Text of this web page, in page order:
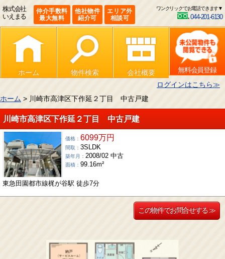
株式会社
いえまる
仲介手数料
最大無料
他社物件
紹介可
エリア外
相談可
ワンクリックでお電話できます▼
044-201-6130
ホーム 物件検索 会社概要
無料会員登録
ログインはこちら≫
ホーム > 川崎市高津区下作延２丁目 中古戸建
川崎市高津区下作延２丁目 中古戸建
価格： 6099万円
間取： 3SLDK
築年月： 2008/02 中古
面積： 99.16m²
東急田園都市線梶が谷駅 徒歩7分
この物件でお問合せする ≫